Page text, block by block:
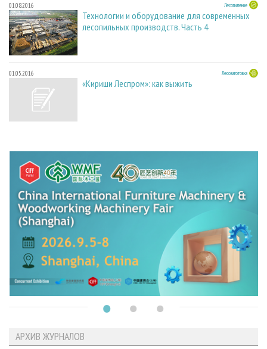
01.08.2016 Лесопиление
Технологии и оборудование для современных
лесопильных производств. Часть 4
01.05.2016 Лесозаготовка
«Кириши Леспром»: как выжить
АРХИВ ЖУРНАЛОВ